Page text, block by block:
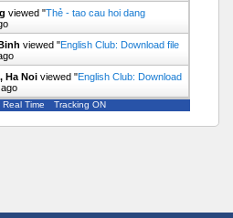
viewed "Thẻ - tao cau hoi dang
viewed "English Club: Download file
Ha Noi viewed "English Club: Download
Real Time Tracking ON